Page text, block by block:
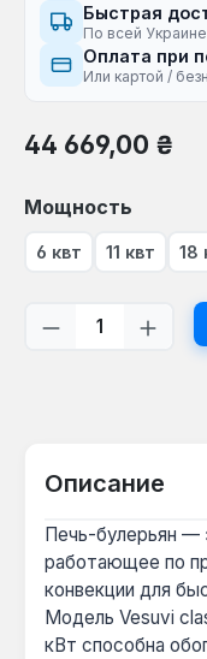
Быстрая
По всей Украине
Оплата при
Или картой /
Обычная цена:
44 669,00 ₴
Выберите
Мощность
6 квт 11 квт 18
Количество
Описание
Печь-булерьян —
работающее по
конвекции для
Модель Vesuvi
кВт способна